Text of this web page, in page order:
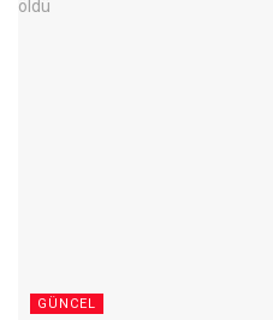
GÜNCEL